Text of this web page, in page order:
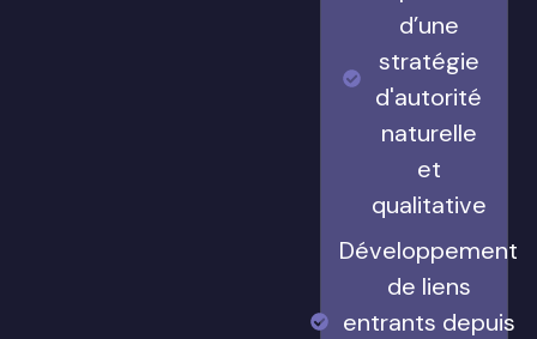
d’une
stratégie
d'autorité
naturelle
et
qualitative
Développement
de liens
entrants depuis